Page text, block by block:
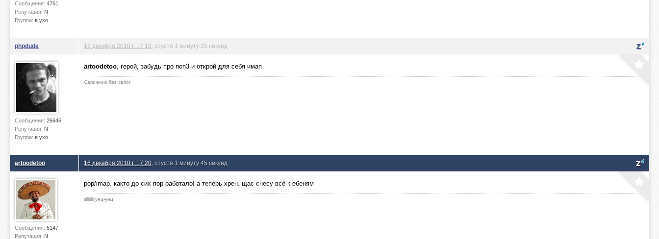
Сообщения: 4761
Репутация: N
Группа: в ухо
phpdude
Сообщения: 26646
Репутация: N
Группа: в ухо
16 декабря 2010 г. 17:18 , спустя 1 минуту 25 секунд
artoodetoo, герой, забудь про поп3 и открой для себя имап
Сапожник без сапог
artoodetoo
Сообщения: 5147
Репутация: N
16 декабря 2010 г. 17:20 , спустя 1 минуту 45 секунд
pop/imap. както до сих пор работало! а теперь хрен. щас снесу всё к ебеням
ιιlllιlllι унц-унц